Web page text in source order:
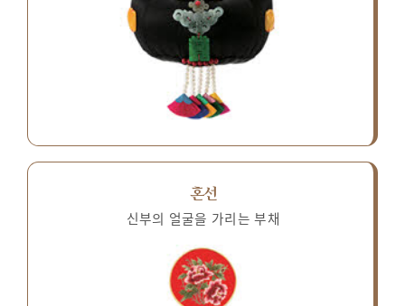
혼선
신부의 얼굴을 가리는 부채